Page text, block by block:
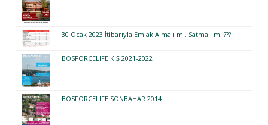
30 Ocak 2023 İtibarıyla Emlak Almalı mı, Satmalı mı ???
BOSFORCELIFE KIŞ 2021-2022
BOSFORCELIFE SONBAHAR 2014